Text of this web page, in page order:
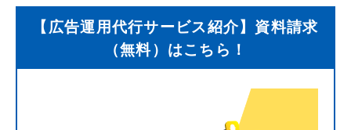
【広告運用代行サービス紹介】資料請求
（無料）はこちら！